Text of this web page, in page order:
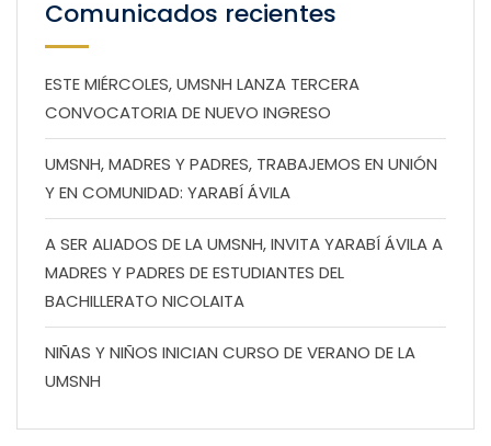
Comunicados recientes
ESTE MIÉRCOLES, UMSNH LANZA TERCERA
CONVOCATORIA DE NUEVO INGRESO
UMSNH, MADRES Y PADRES, TRABAJEMOS EN UNIÓN
Y EN COMUNIDAD: YARABÍ ÁVILA
A SER ALIADOS DE LA UMSNH, INVITA YARABÍ ÁVILA A
MADRES Y PADRES DE ESTUDIANTES DEL
BACHILLERATO NICOLAITA
NIÑAS Y NIÑOS INICIAN CURSO DE VERANO DE LA
UMSNH